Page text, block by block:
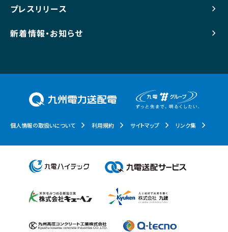
プレスリリース
新着情報・お知らせ
個人情報の取扱いについて 利用規約 サイトマップ リンク集